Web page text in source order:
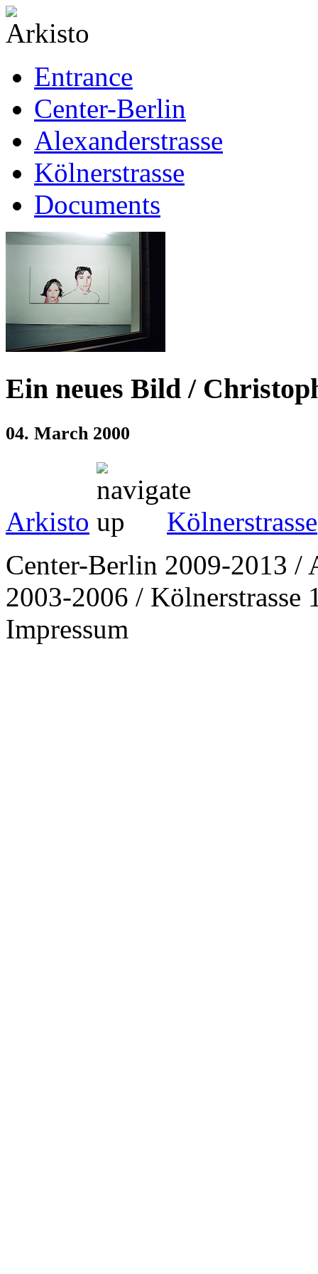
Entrance
Center-Berlin
Alexanderstrasse
Kölnerstrasse
Documents
Ein neues Bild /
04. March 2000
Arkisto
Kölnerstrasse
Center-Berlin 2009-2013 /
2003-2006 /
Impressum